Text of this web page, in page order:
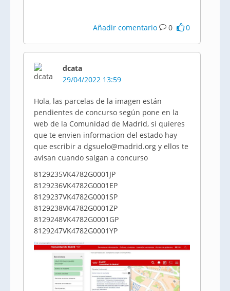
Añadir comentario 0 0
dcata
29/04/2022 13:59
Hola, las parcelas de la imagen están
pendientes de concurso según pone en la
web de la Comunidad de Madrid, si quieres
que te envien informacion del estado hay
que escribir a dgsuelo@madrid.org y ellos te
avisan cuando salgan a concurso
8129235VK4782G0001JP
8129236VK4782G0001EP
8129237VK4782G0001SP
8129238VK4782G0001ZP
8129248VK4782G0001GP
8129247VK4782G0001YP